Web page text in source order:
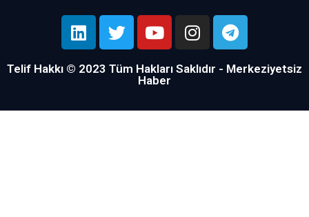
Telif Hakkı © 2023 Tüm Hakları Saklıdır - Merkeziyetsiz
Haber